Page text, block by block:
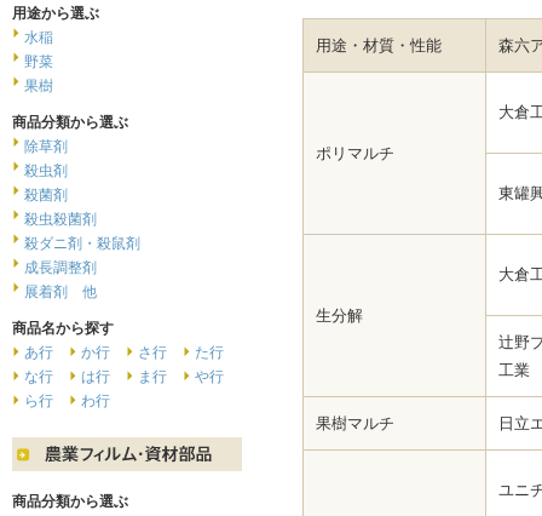
用途・材質・性能 森六
ポリマルチ
大倉
東罐
生分解
大倉
辻野
工業
果樹マルチ 日立
ユニ
用途から選ぶ
水稲
野菜
果樹
商品分類から選ぶ
除草剤
殺虫剤
殺菌剤
殺虫殺菌剤
殺ダニ剤・殺鼠剤
成長調整剤
展着剤 他
商品名から探す
あ行
か行 さ行
た行
な行
は行 ま行
や行
ら行
わ行
商品分類から選ぶ